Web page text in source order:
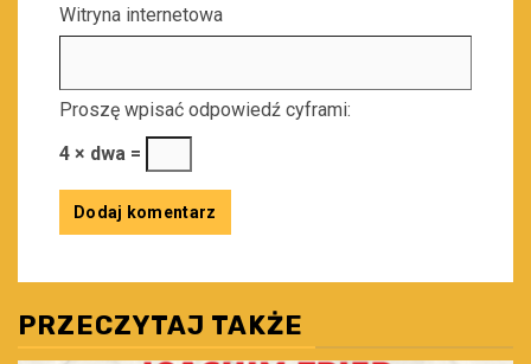
Witryna internetowa
Proszę wpisać odpowiedź cyframi:
4 × dwa =
PRZECZYTAJ TAKŻE